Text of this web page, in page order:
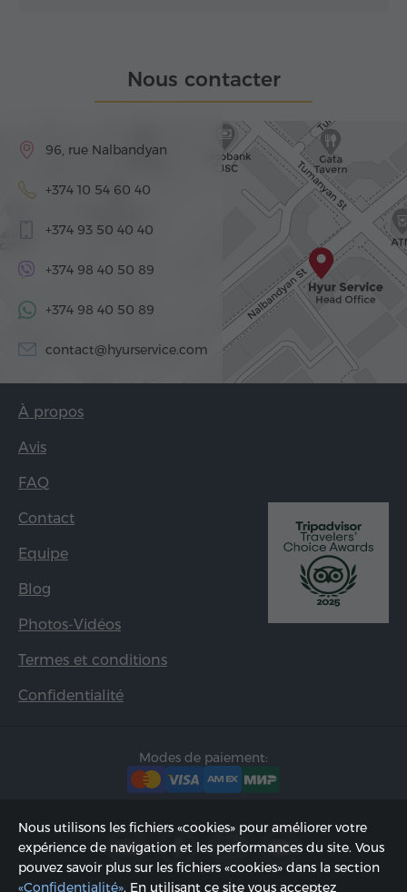
Nous contacter
96, rue Nalbandyan
+374 10 54 60 40
+374 93 50 40 40
+374 98 40 50 89
+374 98 40 50 89
contact@hyurservice.com
À propos
Avis
FAQ
Contact
Equipe
Blog
Photos-Vidéos
Termes et conditions
Confidentialité
Modes de paiement:
Nous utilisons les fichiers «cookies» pour améliorer votre
expérience de navigation et les performances du site. Vous
pouvez savoir plus sur les fichiers «cookies» dans la section
«Confidentialité». En utilisant ce site vous acceptez